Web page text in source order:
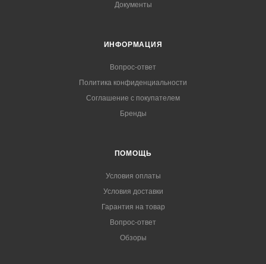
Документы
ИНФОРМАЦИЯ
Вопрос-ответ
Политика конфиденциальности
Соглашение с покупателем
Бренды
ПОМОЩЬ
Условия оплаты
Условия доставки
Гарантия на товар
Вопрос-ответ
Обзоры